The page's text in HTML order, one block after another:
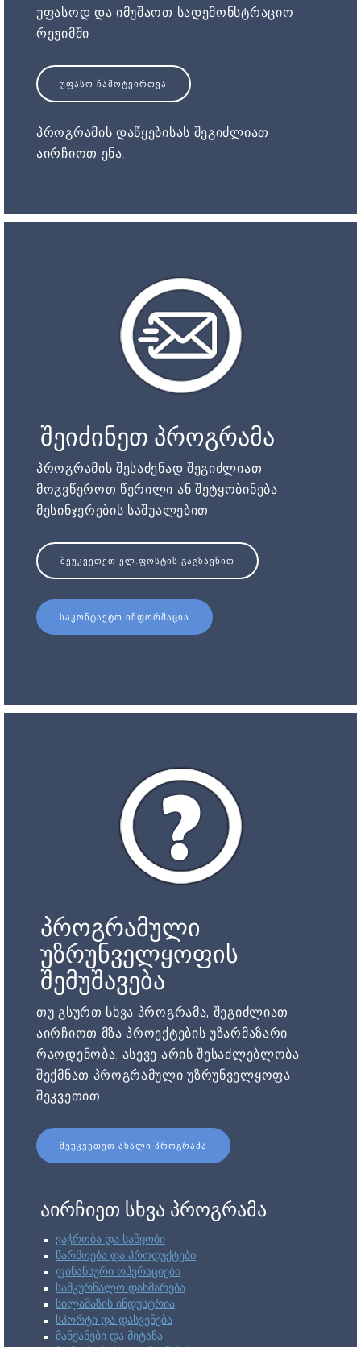
უფასოდ და იმუშაოთ სადემონსტრაციო
რეჟიმში
ᲣᲤᲐᲡᲝ ᲩᲐᲛᲝᲢᲕᲘᲠᲗᲕᲐ
პროგრამის დაწყებისას შეგიძლიათ
აირჩიოთ ენა.
შეიძინეთ პროგრამა
პროგრამის შესაძენად შეგიძლიათ
მოგვწეროთ წერილი ან შეტყობინება
მესინჯერების საშუალებით
ᲨᲔᲣᲙᲕᲔᲗᲔᲗ ᲔᲚ.ᲤᲝᲡᲢᲘᲡ ᲒᲐᲒᲖᲐᲕᲜᲘᲗ
ᲡᲐᲙᲝᲜᲢᲐᲥᲢᲝ ᲘᲜᲤᲝᲠᲛᲐᲪᲘᲐ
პროგრამული
უზრუნველყოფის
შემუშავება
თუ გსურთ სხვა პროგრამა, შეგიძლიათ
აირჩიოთ მზა პროექტების უზარმაზარი
რაოდენობა. ასევე არის შესაძლებლობა
შექმნათ პროგრამული უზრუნველყოფა
შეკვეთით.
ᲨᲔᲣᲙᲕᲔᲗᲔᲗ ᲐᲮᲐᲚᲘ ᲞᲠᲝᲒᲠᲐᲛᲐ
აირჩიეთ სხვა პროგრამა
ვაჭრობა და საწყობი
წარმოება და პროდუქტები
ფინანსური ოპერაციები
სამკურნალო დახმარება
სილამაზის ინდუსტრია
სპორტი და დასვენება
მანქანები და მიტანა